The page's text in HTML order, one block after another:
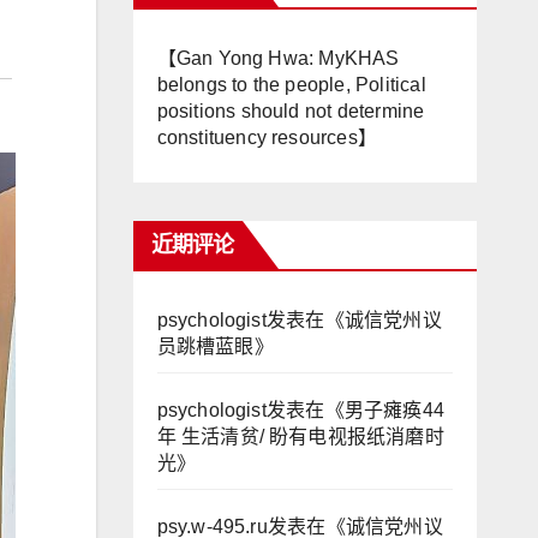
【Gan Yong Hwa: MyKHAS
belongs to the people, Political
positions should not determine
constituency resources】
近期评论
psychologist发表在《诚信党州议
员跳槽蓝眼》
psychologist发表在《男子瘫痪44
年 生活清贫/ 盼有电视报纸消磨时
光》
psy.w-495.ru发表在《诚信党州议